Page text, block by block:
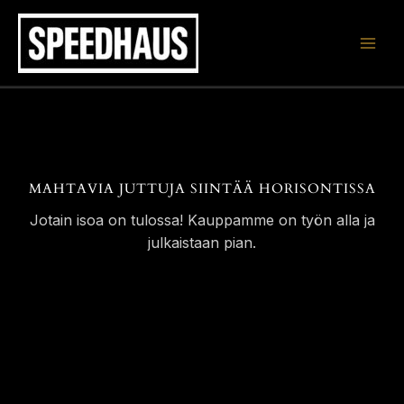
Siirry
sisältöön
MAHTAVIA JUTTUJA SIINTÄÄ HORISONTISSA
Jotain isoa on tulossa! Kauppamme on työn alla ja
julkaistaan pian.